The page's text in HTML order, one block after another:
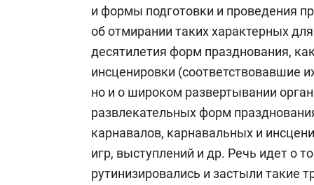
и формы подготовки и проведения
об отмирании таких характерных
десятилетия форм празднования,
инсценировки (соответствовавшие
но и о широком развертывании
развлекательных форм
карнавалов, карнавальных и
игр, выступлений и др. Речь идет о
рутинизировались и застыли такие